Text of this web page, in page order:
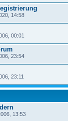
14:58
00:01
23:54
23:11
13:53